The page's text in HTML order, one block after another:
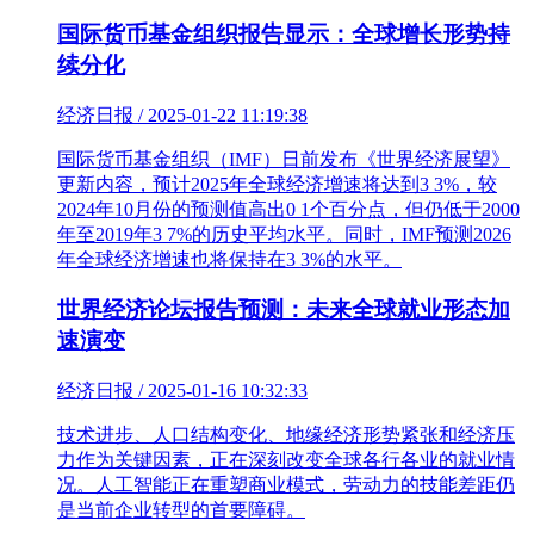
国际货币基金组织报告显示：全球增长形势持
续分化
经济日报 / 2025-01-22 11:19:38
国际货币基金组织（IMF）日前发布《世界经济展望》
更新内容，预计2025年全球经济增速将达到3 3%，较
2024年10月份的预测值高出0 1个百分点，但仍低于2000
年至2019年3 7%的历史平均水平。同时，IMF预测2026
年全球经济增速也将保持在3 3%的水平。
世界经济论坛报告预测：未来全球就业形态加
速演变
经济日报 / 2025-01-16 10:32:33
技术进步、人口结构变化、地缘经济形势紧张和经济压
力作为关键因素，正在深刻改变全球各行各业的就业情
况。人工智能正在重塑商业模式，劳动力的技能差距仍
是当前企业转型的首要障碍。